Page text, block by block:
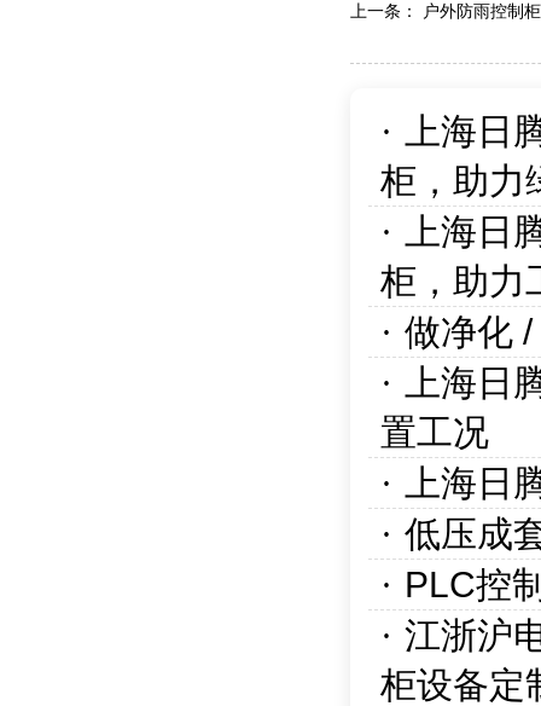
上一条： 户外防雨控制柜
·
上海日
柜，助力
·
上海日
柜，助力
· 做净化
·
上海日
置工况
·
上海日
· 低压成
· PLC控
· 江浙沪
柜设备定